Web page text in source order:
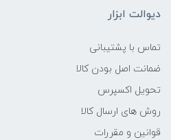
دیوالت ابزار
تماس با پشتیبانی
ضمانت اصل بودن کالا
تحویل اکسپرس
روش های ارسال کالا
قوانین و مقررات